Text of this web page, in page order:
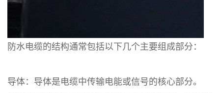
防水电缆的结构通常包括以下几个主要组成部分：
导体：导体是电缆中传输电能或信号的核心部分。